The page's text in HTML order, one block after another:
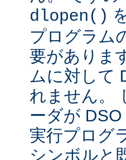
dlopen()
プログラム
要がありま
ムに対して
れません。
ーダが
実行プログ
シンボルと